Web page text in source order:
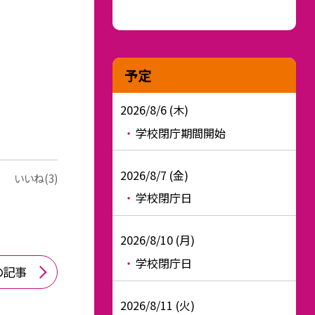
いいね(3)
事
予定
2026/8/6 (木)
学校閉庁期間開始
2026/8/7 (金)
学校閉庁日
2026/8/10 (月)
学校閉庁日
2026/8/11 (火)